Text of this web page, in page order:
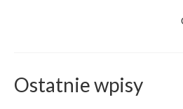
Ostatnie wpisy